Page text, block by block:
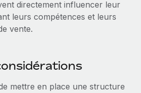
directement influencer leur
leurs compétences et leurs
vente.
mettre en place une structure